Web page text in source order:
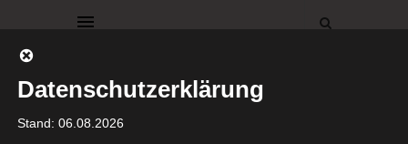
Datenschutzerklärung
Stand: 06.08.2026